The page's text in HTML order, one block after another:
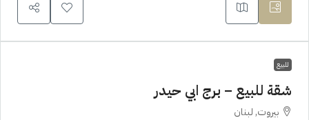
للبيع
شقة للبيع – برج ابي حيدر
بيروت, لبنان